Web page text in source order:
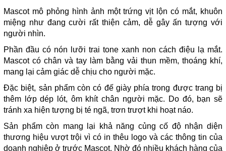
Mascot mô phỏng hình ảnh một trứng vịt lộn có mắt, khuôn
miệng như đang cười rất thiện cảm, dễ gây ấn tượng với
người nhìn.
Phần đầu có nón lưỡi trai tone xanh non cách điệu lạ mắt.
Mascot có chân và tay làm bằng vải thun mềm, thoáng khí,
mang lại cảm giác dễ chịu cho người mặc.
Đặc biệt, sản phẩm còn có đế giày phía trong được trang bị
thêm lớp dép lót, ôm khít chân người mặc. Do đó, bạn sẽ
tránh xa hiện tượng bị té ngã, trơn trượt khi hoạt náo.
Sản phẩm còn mang lại khả năng củng cố độ nhận diện
thương hiệu vượt trội vì có in thêu logo và các thông tin của
doanh nghiệp ở trước Mascot. Nhờ đó nhiều khách hàng của